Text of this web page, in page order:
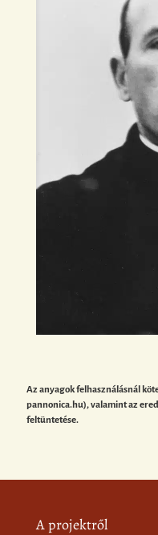
Az anyagok felhasználásnál
pannonica.hu), valamint az
feltüntetése.
A projektről